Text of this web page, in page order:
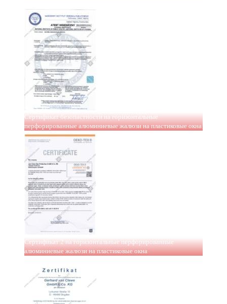
Сертификат безопастности на горизонтальные
перфорированные алюминиевые жалюзи на пластиковые окна
Сертификат 2 на горизонтальные перфорированные
алюминиевые жалюзи на пластиковые окна